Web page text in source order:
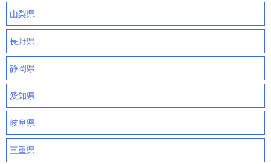
山梨県
長野県
静岡県
愛知県
岐阜県
三重県